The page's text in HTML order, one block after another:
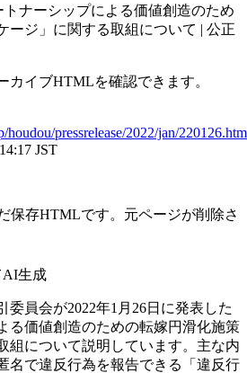
トナーシップによる価値創造のため
ージ」に関する取組について | 公正
カイブHTMLを確認できます。
pressrelease/2022/jan/
JST
保存HTMLです。元ページが削除さ
AI生成
委員会が2022年1月26日に発表した
る価値創造のための転嫁円滑化施策
組について説明しています。主な内
名で違反行為を報告できる「違反行